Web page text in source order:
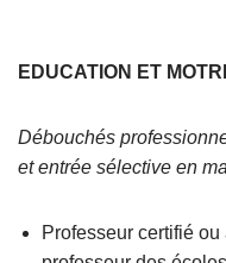
EDUCATION ET
Débouchés
et entrée sélective en
Professeur certifié